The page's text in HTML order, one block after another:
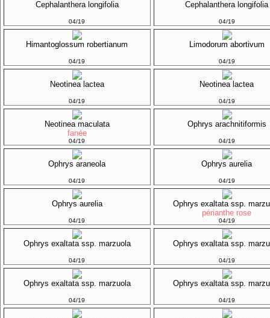
Cephalanthera longifolia
04/19
Cephalanthera longifolia
04/19
Himantoglossum robertianum
04/19
Limodorum abortivum
04/19
Neotinea lactea
04/19
Neotinea lactea
04/19
Neotinea maculata
fanée
04/19
Ophrys arachnitiformis
04/19
Ophrys araneola
04/19
Ophrys aurelia
04/19
Ophrys aurelia
04/19
Ophrys exaltata ssp.
périanthe rose
04/19
Ophrys exaltata ssp. marzuola
04/19
Ophrys exaltata ssp.
04/19
Ophrys exaltata ssp. marzuola
04/19
Ophrys exaltata ssp.
04/19